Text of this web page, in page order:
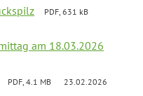
PDF, 631 kB
am 18.03.2026
PDF, 4.1 MB 23.02.2026